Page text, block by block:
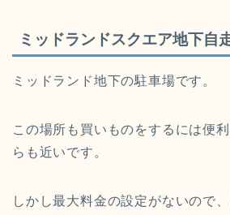
ミッドランドスクエア地下自
ミッドランド地下の駐車場です。
この場所も買いものをするには便
らも近いです。
しかし最大料金の設定がないので